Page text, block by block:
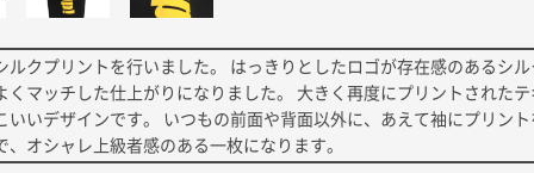
ルクプリントを行いました。 はっきりとしたロゴが存在感のあるシル
くマッチした仕上がりになりました。 大きく再度にプリントされたテ
いいデザインです。 いつもの前面や背面以外に、あえて袖にプリント
、オシャレ上級者感のある一枚になります。